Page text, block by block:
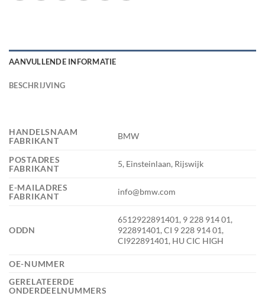
AANVULLENDE INFORMATIE
BESCHRIJVING
HANDELSNAAM
FABRIKANT
BMW
POSTADRES
FABRIKANT
5, Einsteinlaan, Rijswijk
E-MAILADRES
FABRIKANT
info@bmw.com
ODDN
6512922891401, 9 228 914 01,
922891401, CI 9 228 914 01,
CI922891401, HU CIC HIGH
OE-NUMMER
GERELATEERDE
ONDERDEELNUMMERS